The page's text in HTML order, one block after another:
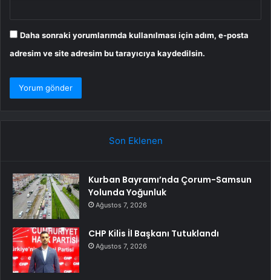
Daha sonraki yorumlarımda kullanılması için adım, e-posta
adresim ve site adresim bu tarayıcıya kaydedilsin.
Son Eklenen
Kurban Bayramı’nda Çorum-Samsun
Yolunda Yoğunluk
Ağustos 7, 2026
CHP Kilis İl Başkanı Tutuklandı
Ağustos 7, 2026